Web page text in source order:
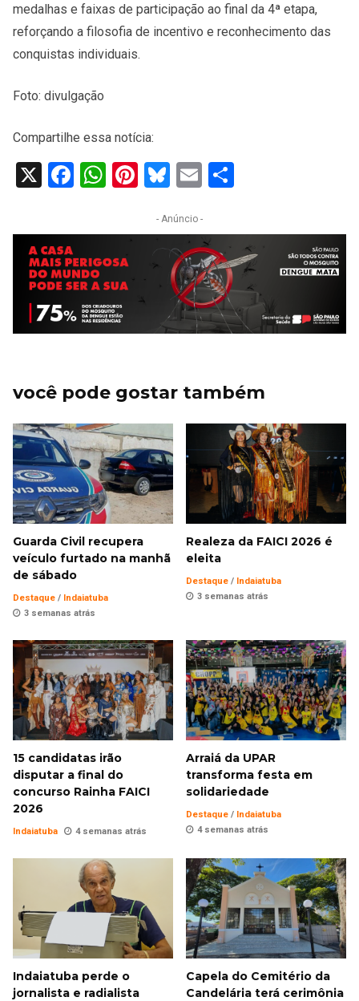
medalhas e faixas de participação ao final da 4ª etapa,
reforçando a filosofia de incentivo e reconhecimento das
conquistas individuais.
Foto: divulgação
Compartilhe essa notícia:
X Facebook
WhatsApp
Pinterest
Bluesky
Email
- Anúncio -
você pode gostar também
Guarda Civil recupera
veículo furtado na manhã
de sábado
Destaque / Indaiatuba
3 semanas atrás
Realeza da FAICI 2026 é
eleita
Destaque / Indaiatuba
3 semanas atrás
15 candidatas irão
disputar a final do
concurso Rainha FAICI
2026
Indaiatuba 4 semanas atrás
Arraiá da UPAR
transforma festa em
solidariedade
Destaque / Indaiatuba
4 semanas atrás
Indaiatuba perde o
jornalista e radialista
Capela do Cemitério da
Candelária terá cerimônia